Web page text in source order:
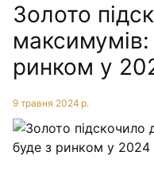
Золото
ринком у
9 травня 2024 р.